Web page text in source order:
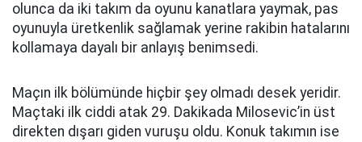
olunca da iki takım da oyunu kanatlara yaymak, pas
oyunuyla üretkenlik sağlamak yerine rakibin hatalarını
kollamaya dayalı bir anlayış benimsedi.
Maçın ilk bölümünde hiçbir şey olmadı desek yeridir.
Maçtaki ilk ciddi atak 29. Dakikada Milosevic’in üst
direkten dışarı giden vuruşu oldu. Konuk takımın ise